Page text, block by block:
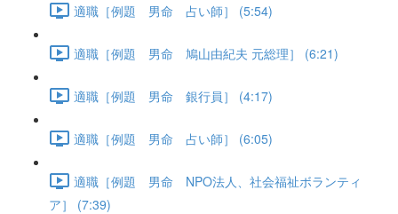
適職［例題 男命 占い師］ (5:54)
適職［例題 男命 鳩山由紀夫 元総理］ (6:21)
適職［例題 男命 銀行員］ (4:17)
適職［例題 男命 占い師］ (6:05)
適職［例題 男命 NPO法人、社会福祉ボランティ
ア］ (7:39)